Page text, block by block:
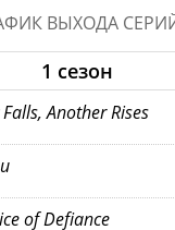
ВЫХОДА
1 сезон
Another Rises
of Defiance